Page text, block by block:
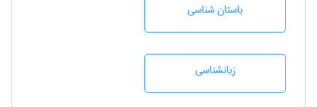
باستان شناسی
زبانشناسی